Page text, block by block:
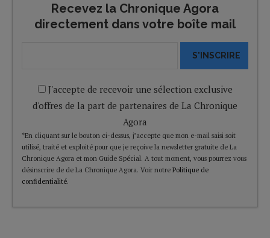
Recevez la Chronique Agora
directement dans votre boîte mail
S'INSCRIRE
J'accepte de recevoir une sélection exclusive
d'offres de la part de partenaires de La Chronique
Agora
*En cliquant sur le bouton ci-dessus, j’accepte que mon e-mail saisi soit
utilisé, traité et exploité pour que je reçoive la newsletter gratuite de La
Chronique Agora et mon Guide Spécial. A tout moment, vous pourrez vous
désinscrire de de La Chronique Agora. Voir notre Politique de
confidentialité.